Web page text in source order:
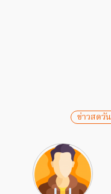
ข่าวสดวั